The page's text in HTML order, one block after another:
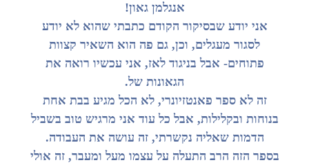
אנגלמן גאון!
אני יודע שבסיקור הקודם כתבתי שהוא לא יודע
לסגור מעגלים, וכן, גם פה הוא השאיר קצוות
פתוחים- אבל בניגוד לאז, אני עכשיו רואה את
הגאונות של.
זה לא ספר פאנטזיונרי, לא הכל מגיע בבת אחת
בנוחות ובקלילות, אבל כל עוד אני מרגיש טוב בשביל
הדמות שאליה נקשרתי, זה עושה את העבודה.
בספר הזה הרב התעלה על עצמו מעל ומעבר, זה אולי